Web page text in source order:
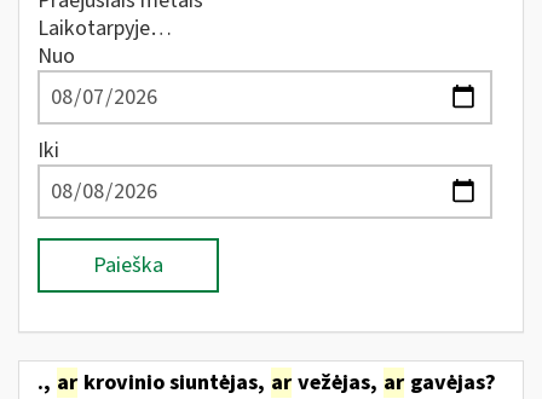
Laikotarpyje…
Nuo
Iki
Paieška
., ar krovinio siuntėjas, ar vežėjas, ar gavėjas?